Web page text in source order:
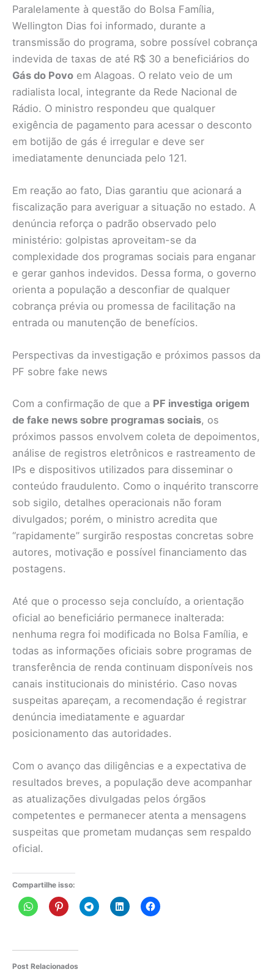
Paralelamente à questão do Bolsa Família,
Wellington Dias foi informado, durante a
transmissão do programa, sobre possível cobrança
indevida de taxas de até R$ 30 a beneficiários do
Gás do Povo em Alagoas. O relato veio de um
radialista local, integrante da Rede Nacional de
Rádio. O ministro respondeu que qualquer
exigência de pagamento para acessar o desconto
em botijão de gás é irregular e deve ser
imediatamente denunciada pelo 121.
Em reação ao fato, Dias garantiu que acionará a
fiscalização para averiguar a situação no estado. A
denúncia reforça o padrão observado pelo
ministério: golpistas aproveitam-se da
complexidade dos programas sociais para enganar
e gerar ganhos indevidos. Dessa forma, o governo
orienta a população a desconfiar de qualquer
cobrança prévia ou promessa de facilitação na
entrada ou manutenção de benefícios.
Perspectivas da investigação e próximos passos da
PF sobre fake news
Com a confirmação de que a PF investiga origem
de fake news sobre programas sociais, os
próximos passos envolvem coleta de depoimentos,
análise de registros eletrônicos e rastreamento de
IPs e dispositivos utilizados para disseminar o
conteúdo fraudulento. Como o inquérito transcorre
sob sigilo, detalhes operacionais não foram
divulgados; porém, o ministro acredita que
“rapidamente” surgirão respostas concretas sobre
autores, motivação e possível financiamento das
postagens.
Até que o processo seja concluído, a orientação
oficial ao beneficiário permanece inalterada:
nenhuma regra foi modificada no Bolsa Família, e
todas as informações oficiais sobre programas de
transferência de renda continuam disponíveis nos
canais institucionais do ministério. Caso novas
suspeitas apareçam, a recomendação é registrar
denúncia imediatamente e aguardar
posicionamento das autoridades.
Com o avanço das diligências e a expectativa de
resultados breves, a população deve acompanhar
as atualizações divulgadas pelos órgãos
competentes e permanecer atenta a mensagens
suspeitas que prometam mudanças sem respaldo
oficial.
Compartilhe isso:
Post Relacionados